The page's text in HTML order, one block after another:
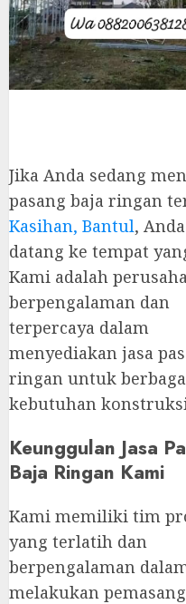
Jika Anda sedang
pasang baja ringan
Kasihan, Bantul,
datang ke tempat
Kami adalah
berpengalaman dan
terpercaya dalam
menyediakan jasa
ringan untuk
kebutuhan
Keunggulan Jasa
Baja Ringan Kami
Kami memiliki tim
yang terlatih dan
berpengalaman
melakukan